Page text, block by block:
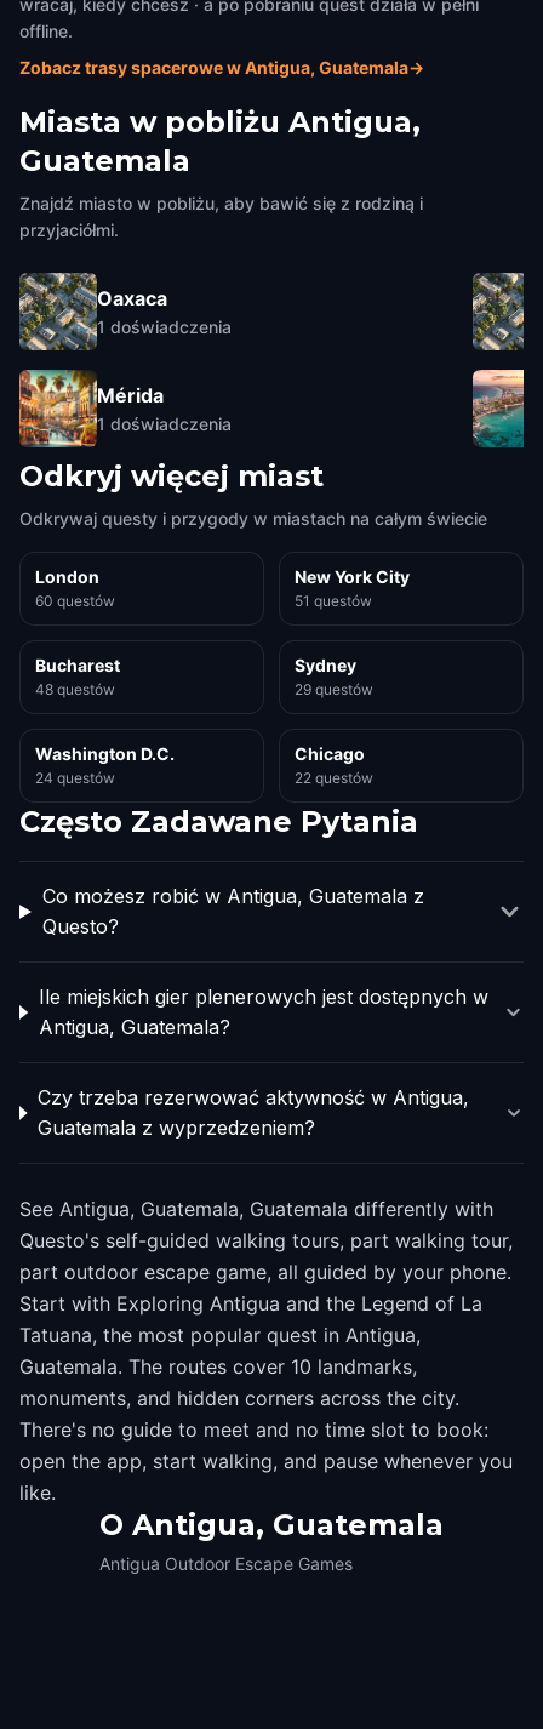
wracaj, kiedy chcesz · a po pobraniu quest działa w pełni
offline.
Zobacz trasy spacerowe w Antigua, Guatemala→
Miasta w pobliżu Antigua,
Guatemala
Znajdź miasto w pobliżu, aby bawić się z rodziną i
przyjaciółmi.
Oaxaca
1 doświadczenia
Mérida
1 doświadczenia
Odkryj więcej miast
Odkrywaj questy i przygody w miastach na całym świecie
London
60 questów
New York City
51 questów
Bucharest
48 questów
Sydney
29 questów
Washington D.C.
24 questów
Chicago
22 questów
Często Zadawane Pytania
Co możesz robić w Antigua, Guatemala z
Questo?
Ile miejskich gier plenerowych jest dostępnych w
Antigua, Guatemala?
Czy trzeba rezerwować aktywność w Antigua,
Guatemala z wyprzedzeniem?
See Antigua, Guatemala, Guatemala differently with
Questo's self-guided walking tours, part walking tour,
part outdoor escape game, all guided by your phone.
Start with Exploring Antigua and the Legend of La
Tatuana, the most popular quest in Antigua,
Guatemala. The routes cover 10 landmarks,
monuments, and hidden corners across the city.
There's no guide to meet and no time slot to book:
open the app, start walking, and pause whenever you
like.
O Antigua, Guatemala
Antigua Outdoor Escape Games